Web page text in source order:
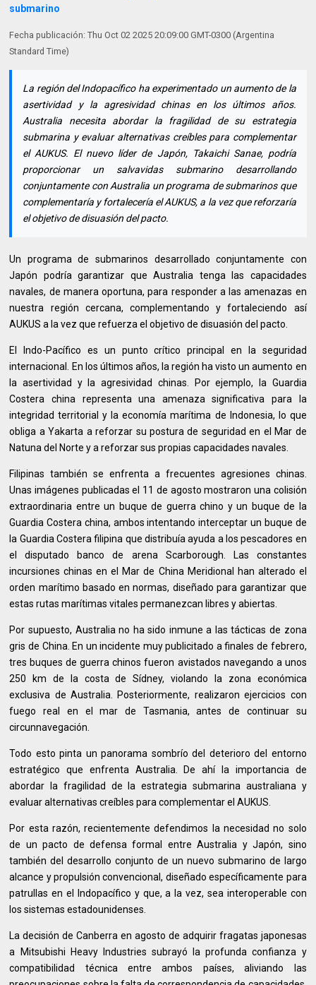
submarino
Fecha publicación: Thu Oct 02 2025 20:09:00 GMT-0300 (Argentina
Standard Time)
La región del Indopacífico ha experimentado un aumento de la
asertividad y la agresividad chinas en los últimos años.
Australia necesita abordar la fragilidad de su estrategia
submarina y evaluar alternativas creíbles para complementar
el AUKUS. El nuevo líder de Japón, Takaichi Sanae, podría
proporcionar un salvavidas submarino desarrollando
conjuntamente con Australia un programa de submarinos que
complementaría y fortalecería el AUKUS, a la vez que reforzaría
el objetivo de disuasión del pacto.
Un programa de submarinos desarrollado conjuntamente con
Japón podría garantizar que Australia tenga las capacidades
navales, de manera oportuna, para responder a las amenazas en
nuestra región cercana, complementando y fortaleciendo así
AUKUS a la vez que refuerza el objetivo de disuasión del pacto.
El Indo-Pacífico es un punto crítico principal en la seguridad
internacional. En los últimos años, la región ha visto un aumento en
la asertividad y la agresividad chinas. Por ejemplo, la Guardia
Costera china representa una amenaza significativa para la
integridad territorial y la economía marítima de Indonesia, lo que
obliga a Yakarta a reforzar su postura de seguridad en el Mar de
Natuna del Norte y a reforzar sus propias capacidades navales.
Filipinas también se enfrenta a frecuentes agresiones chinas.
Unas imágenes publicadas el 11 de agosto mostraron una colisión
extraordinaria entre un buque de guerra chino y un buque de la
Guardia Costera china, ambos intentando interceptar un buque de
la Guardia Costera filipina que distribuía ayuda a los pescadores en
el disputado banco de arena Scarborough. Las constantes
incursiones chinas en el Mar de China Meridional han alterado el
orden marítimo basado en normas, diseñado para garantizar que
estas rutas marítimas vitales permanezcan libres y abiertas.
Por supuesto, Australia no ha sido inmune a las tácticas de zona
gris de China. En un incidente muy publicitado a finales de febrero,
tres buques de guerra chinos fueron avistados navegando a unos
250 km de la costa de Sídney, violando la zona económica
exclusiva de Australia. Posteriormente, realizaron ejercicios con
fuego real en el mar de Tasmania, antes de continuar su
circunnavegación.
Todo esto pinta un panorama sombrío del deterioro del entorno
estratégico que enfrenta Australia. De ahí la importancia de
abordar la fragilidad de la estrategia submarina australiana y
evaluar alternativas creíbles para complementar el AUKUS.
Por esta razón, recientemente defendimos la necesidad no solo
de un pacto de defensa formal entre Australia y Japón, sino
también del desarrollo conjunto de un nuevo submarino de largo
alcance y propulsión convencional, diseñado específicamente para
patrullas en el Indopacífico y que, a la vez, sea interoperable con
los sistemas estadounidenses.
La decisión de Canberra en agosto de adquirir fragatas japonesas
a Mitsubishi Heavy Industries subrayó la profunda confianza y
compatibilidad técnica entre ambos países, aliviando las